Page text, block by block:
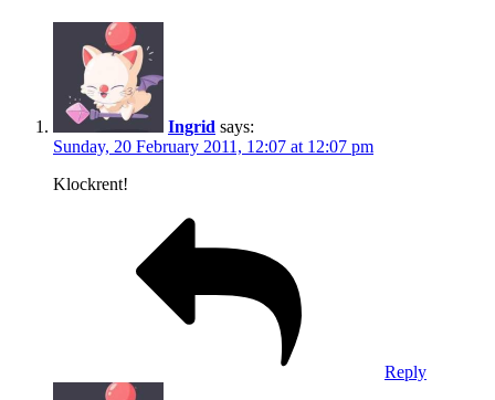
Ingrid says:
Sunday, 20 February 2011, 12:07 at 12:07 pm
Klockrent!
Reply